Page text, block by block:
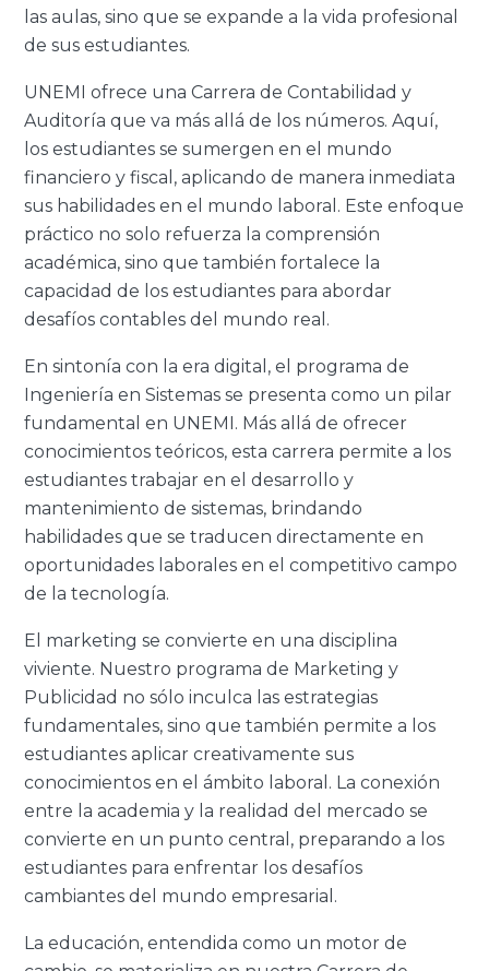
las aulas, sino que se expande a la vida profesional
de sus estudiantes.
UNEMI ofrece una Carrera de Contabilidad y
Auditoría que va más allá de los números. Aquí,
los estudiantes se sumergen en el mundo
financiero y fiscal, aplicando de manera inmediata
sus habilidades en el mundo laboral. Este enfoque
práctico no solo refuerza la comprensión
académica, sino que también fortalece la
capacidad de los estudiantes para abordar
desafíos contables del mundo real.
En sintonía con la era digital, el programa de
Ingeniería en Sistemas se presenta como un pilar
fundamental en UNEMI. Más allá de ofrecer
conocimientos teóricos, esta carrera permite a los
estudiantes trabajar en el desarrollo y
mantenimiento de sistemas, brindando
habilidades que se traducen directamente en
oportunidades laborales en el competitivo campo
de la tecnología.
El marketing se convierte en una disciplina
viviente. Nuestro programa de Marketing y
Publicidad no sólo inculca las estrategias
fundamentales, sino que también permite a los
estudiantes aplicar creativamente sus
conocimientos en el ámbito laboral. La conexión
entre la academia y la realidad del mercado se
convierte en un punto central, preparando a los
estudiantes para enfrentar los desafíos
cambiantes del mundo empresarial.
La educación, entendida como un motor de